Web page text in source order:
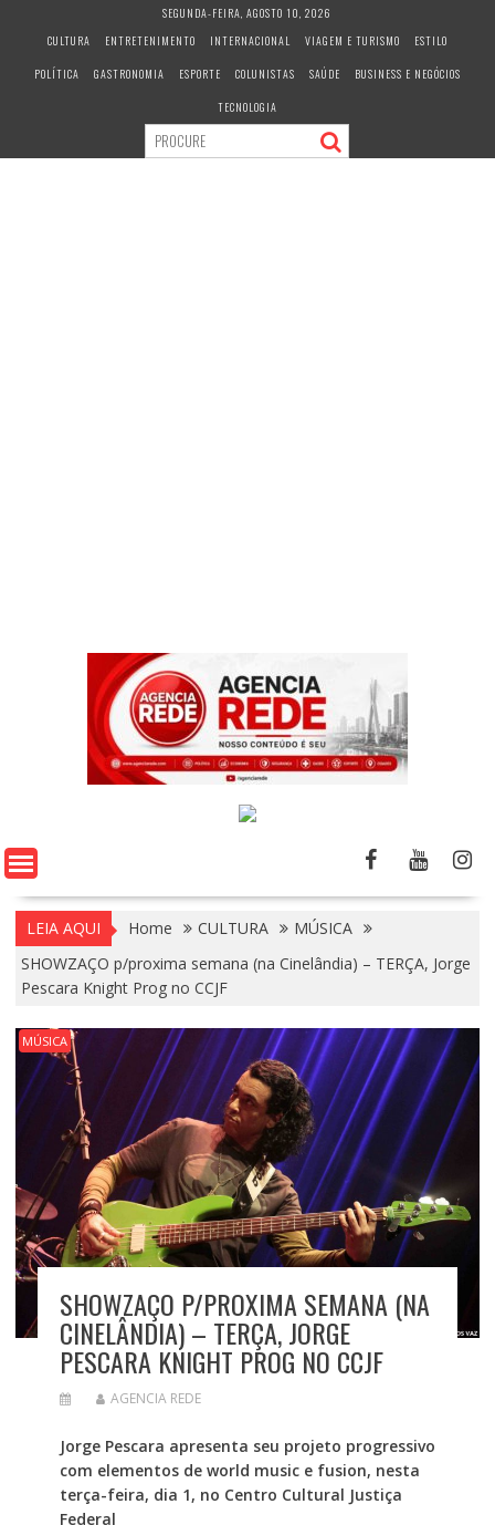
c
SEGUNDA-FEIRA, AGOSTO 10, 2026
CULTURA
ENTRETENIMENTO INTERNACIONAL VIAGEM E TURISMO
ESTILO
POLÍTICA
GASTRONOMIA ESPORTE COLUNISTAS SAÚDE
BUSINESS E NEGÓCIOS
TECNOLOGIA
LEIA AQUI Home CULTURA
MÚSICA
SHOWZAÇO p/proxima semana (na Cinelândia) – TERÇA, Jorge
Pescara Knight Prog no CCJF
MÚSICA
SHOWZAÇO P/PROXIMA SEMANA (NA
CINELÂNDIA) – TERÇA, JORGE
PESCARA KNIGHT PROG NO CCJF
AGENCIA REDE
Jorge Pescara apresenta seu projeto progressivo
com elementos de world music e fusion, nesta
terça-feira, dia 1, no Centro Cultural Justiça
Federal